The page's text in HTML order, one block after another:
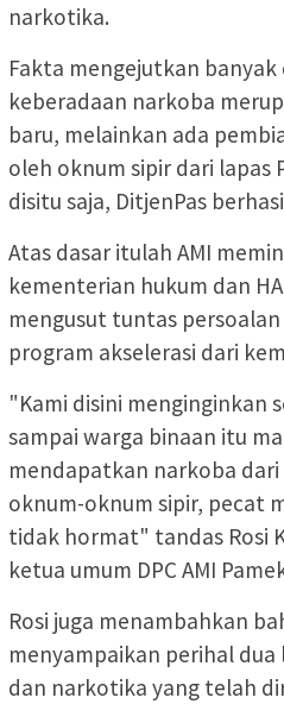
narkotika.
Fakta mengejutkan
keberadaan narkoba
baru, melainkan ada
oleh oknum sipir dari lapas
disitu saja, DitjenPas
Atas dasar itulah AMI
kementerian hukum dan
mengusut tuntas
program akselerasi dari
"Kami disini menginginkan
sampai warga binaan itu
mendapatkan narkoba
oknum-oknum sipir, pecat
tidak hormat" tandas Rosi
ketua umum DPC AMI
Rosi juga menambahkan
menyampaikan perihal dua
dan narkotika yang telah